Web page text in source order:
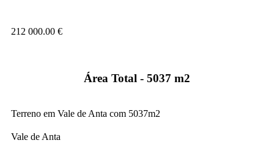
212 000.00 €
Área Total - 5037 m2
Terreno em Vale de Anta com 5037m2
Vale de Anta